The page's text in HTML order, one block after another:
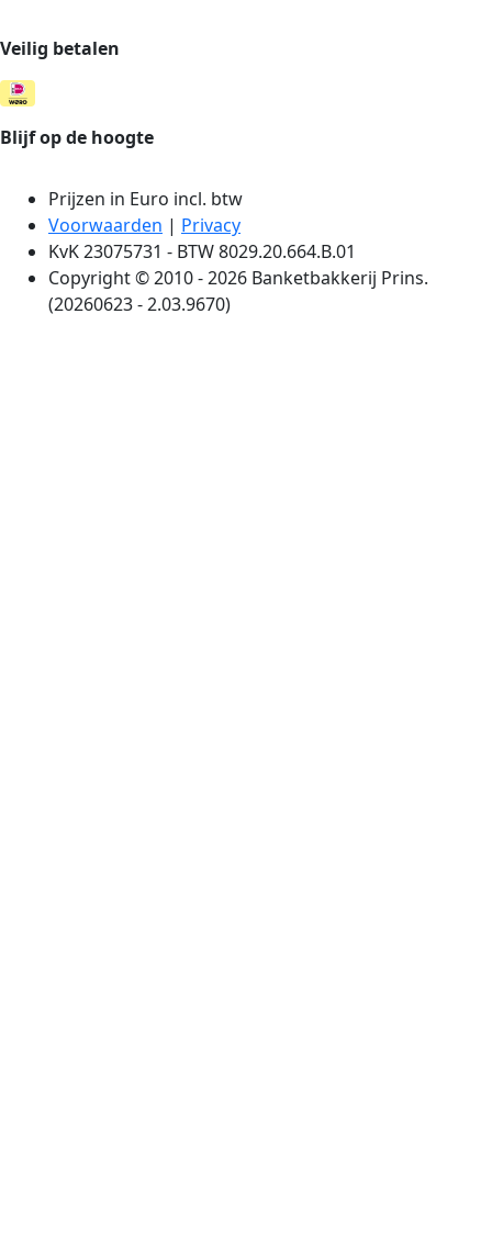
Veilig betalen
Blijf op de hoogte
Prijzen in Euro incl. btw
Voorwaarden | Privacy
KvK 23075731 - BTW 8029.20.664.B.01
Copyright © 2010 - 2026 Banketbakkerij Prins.
(20260623 - 2.03.9670)